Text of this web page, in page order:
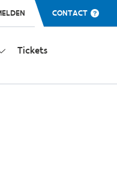
CONTACT
Tickets